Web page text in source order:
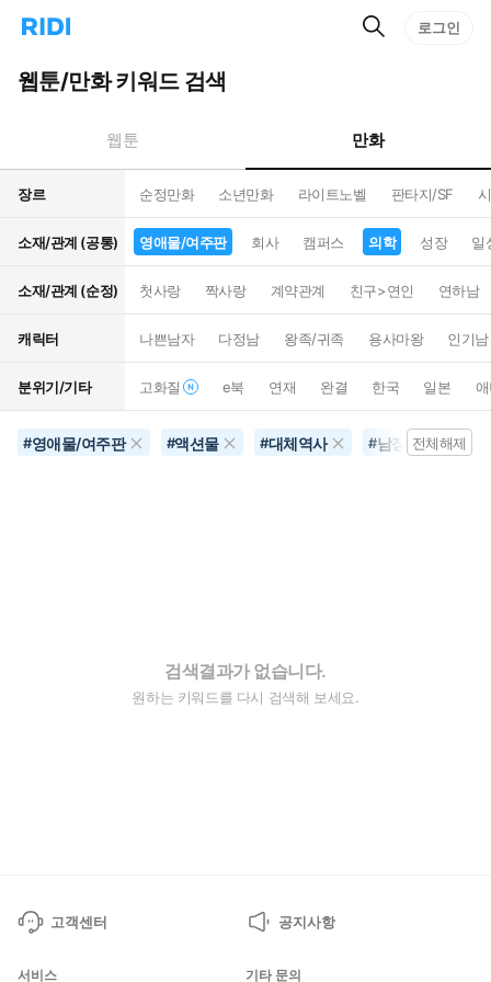
리
홈
으
턴
트
검
로그인
웹툰/만화 키워드 검색
웹툰 만화
장르 순정만화 소년만화 라이트노벨 판타지/SF
소재/관계 (공통) 영애물/여주판 회사 캠퍼스 의학 성장 일
소재/관계 (순정) 첫사랑 짝사랑 계약관계 친구>연인 연하남
캐릭터 나쁜남자 다정남 왕족/귀족 용사마왕 인기남
분위기/기타 고화질 e북 연재 완결 한국 일본
#영애물/여주판 #액션물 #대체역사 #남장여자전체해제
검색결과가 없습니다.
원하는 키워드를 다시 검색해 보세요.
고객센터 공지사항
서비스 기타 문의